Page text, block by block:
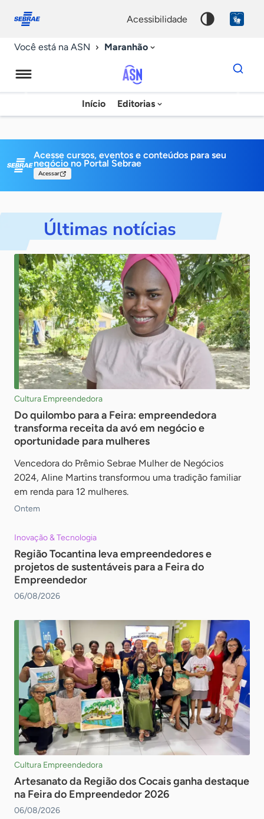
conosco
acessibilidade
Você está na ASN Maranhão
Agência
Sebrae
de
Notícias
Início Editorias
Dados
para
chave
Acesse cursos, eventos e conteúdos para seu
negócio no Portal Sebrae
Acessar
Últimas notícias
Cultura Empreendedora
Do quilombo para a Feira: empreendedora
transforma receita da avó em negócio e
oportunidade para mulheres
Vencedora do Prêmio Sebrae Mulher de Negócios
2024, Aline Martins transformou uma tradição familiar
em renda para 12 mulheres.
Ontem
Inovação & Tecnologia
Região Tocantina leva empreendedores e
projetos de sustentáveis para a Feira do
Empreendedor
06/08/2026
Cultura Empreendedora
Artesanato da Região dos Cocais ganha destaque
na Feira do Empreendedor 2026
06/08/2026